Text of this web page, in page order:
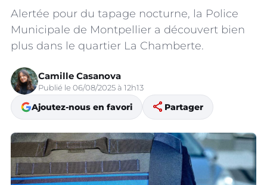
Alertée pour du tapage nocturne, la Police
Municipale de Montpellier a découvert bien
plus dans le quartier La Chamberte.
Camille Casanova
Publié le 06/08/2025 à 12h13
Ajoutez-nous en favori share Partager